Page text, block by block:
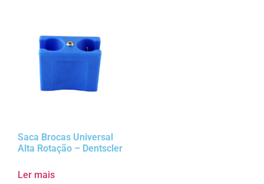
Saca Brocas Universal
Alta Rotação – Dentscler
Ler mais